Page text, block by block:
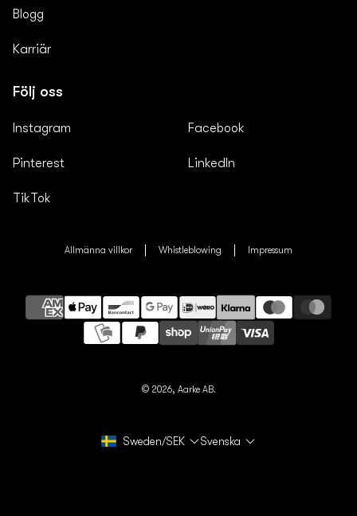
Blogg
Karriär
Följ oss
Instagram
Pinterest
TikTok
Facebook
LinkedIn
Allmänna villkor Whistleblowing Impressum
Betalningsmetoder
© 2026, Aarke AB.
Sweden/SEK Svenska